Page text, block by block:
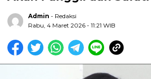
Admin - Redaksi
Rabu, 4 Maret 2026 - 11:21 WIB